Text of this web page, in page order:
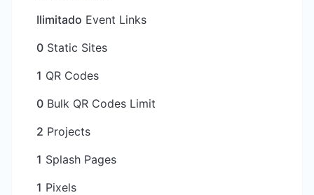
Ilimitado Event Links
0 Static Sites
1 QR Codes
0 Bulk QR Codes Limit
2 Projects
1 Splash Pages
1 Pixels